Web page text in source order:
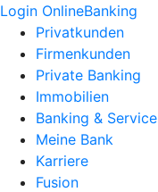
Login OnlineBanking
Privatkunden
Firmenkunden
Private Banking
Immobilien
Banking & Service
Meine Bank
Karriere
Fusion